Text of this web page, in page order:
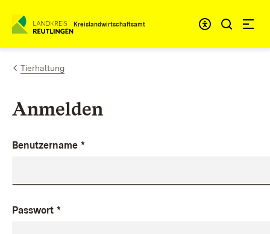
Zum Inhalt springen
Kreislandwirtschaftsamt
Tierhaltung
Anmelden
Benutzername *
Passwort *